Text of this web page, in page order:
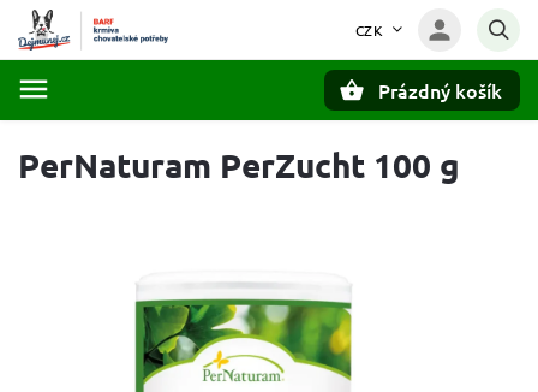
CZK
Prázdný košík
PerNaturam PerZucht 100 g